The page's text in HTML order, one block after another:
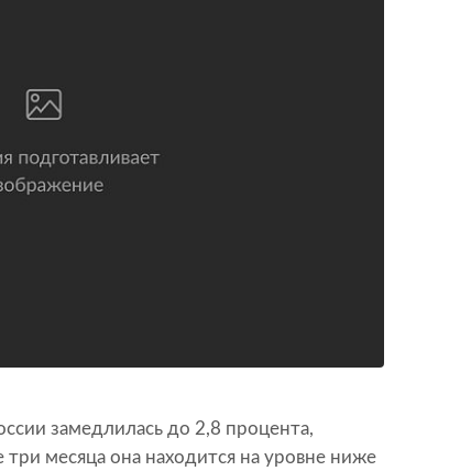
замедлилась до 2,8 процента,
месяца она находится на уровне ниже